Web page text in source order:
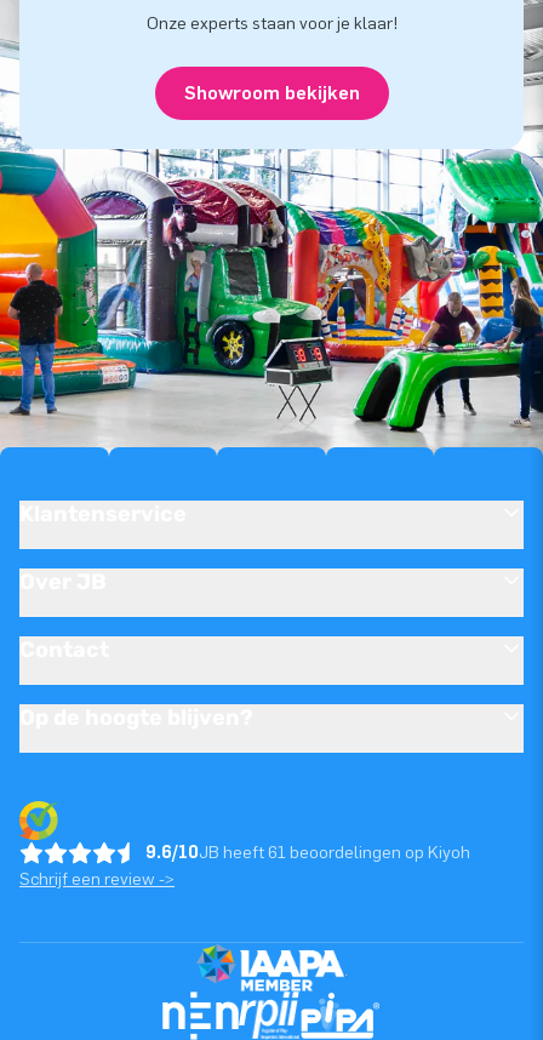
Onze experts staan voor je klaar!
Showroom bekijken
9.6/10JB heeft 61 beoordelingen op Kiyoh
Schrijf een review ->